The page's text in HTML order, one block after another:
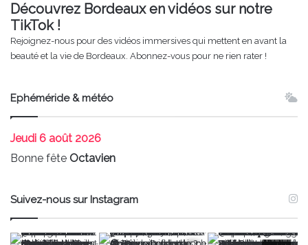
Découvrez Bordeaux en vidéos sur notre
TikTok !
Rejoignez-nous pour des vidéos immersives qui mettent en avant la
beauté et la vie de Bordeaux. Abonnez-vous pour ne rien rater !
Ephéméride & météo
Jeudi 6 août 2026
Bonne fête Octavien
Suivez-nous sur Instagram